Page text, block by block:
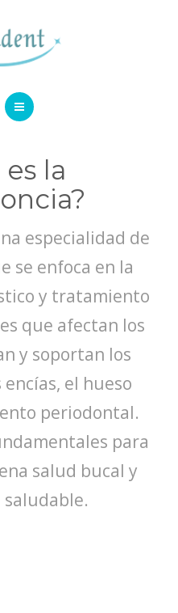
la
especialidad de
se enfoca en la
y tratamiento
que afectan los
y soportan los
el hueso
periodontal.
para
salud bucal y
saludable.